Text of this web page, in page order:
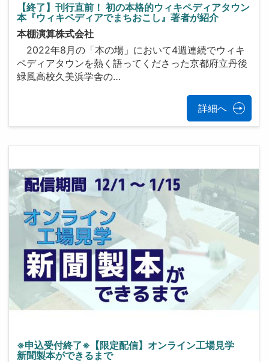
【終了】刊行直前！ 初の本格的ウィキペディアタウン
本『ウィキペディアでまちおこし』著者が紹介
本棚演算株式会社
2022年8月の「本の場」において4週連続でウィキ
ペディアタウンを熱く語ってくださった京都府立丹後
緑風高校久美浜学舎の…
詳細へ
※申込受付終了※【限定配信】オンライン工場見学
新聞製本ができるまで